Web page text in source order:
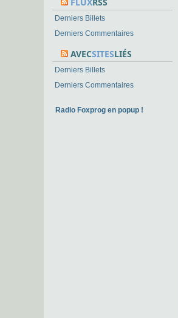
Derniers Billets
Derniers Commentaires
AVECSITESLIÉS
Derniers Billets
Derniers Commentaires
Radio Foxprog en popup !